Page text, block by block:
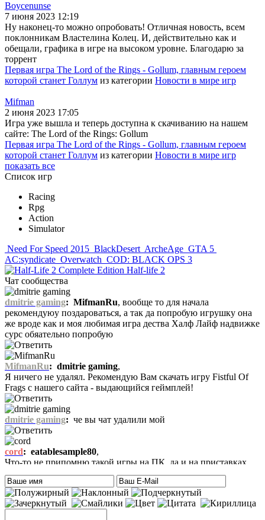
Boycenunse
7 июня 2023 12:19
Ну наконец-то можно опробовать! Отличная новость, всем
поклонникам Властелина Колец. И, действительно как и
обещали, графика в игре на высоком уровне. Благодарю за
торрент
Первая игра The Lord of the Rings - Gollum, главным героем
которой станет Голлум из категории Новости в мире игр
Mifman
2 июня 2023 17:05
Игра уже вышла и теперь доступна к скачиванию на нашем
сайте: The Lord of the Rings: Gollum
Первая игра The Lord of the Rings - Gollum, главным героем
которой станет Голлум из категории Новости в мире игр
показать все
Список игр
Racing
Rpg
Action
Simulator
Need For Speed 2015 BlackDesert ArcheAge GTA 5
AC:syndicate Overwatch COD: BLACK OPS 3
Half-life 2
Чат сообщества
dmitrie gaming: MifmanRu, вообще то для начала
рекомендуюу поздароваться, а так да попробую игрушку она
же вроде как и моя любимая игра дества Халф Лайф надвижке
сурс обяательно попробую
MifmanRu: dmitrie gaming,
Я ничего не удалял. Рекомендую Вам скачать игру Fistful Of
Frags с нашего сайта - выдающийся геймплей!
dmitrie gaming: че вы чат удалили мой
cord: eatablesample80,
Что-то не припомню такой игры на ПК, да и на приставках
тоже. Есть только одна мысль – это онлайн игра-одевалка
Hilary Duff and Her Baby.
На сайте нет онлайн игр. А вообще, Хилари Дафф – это
актриса